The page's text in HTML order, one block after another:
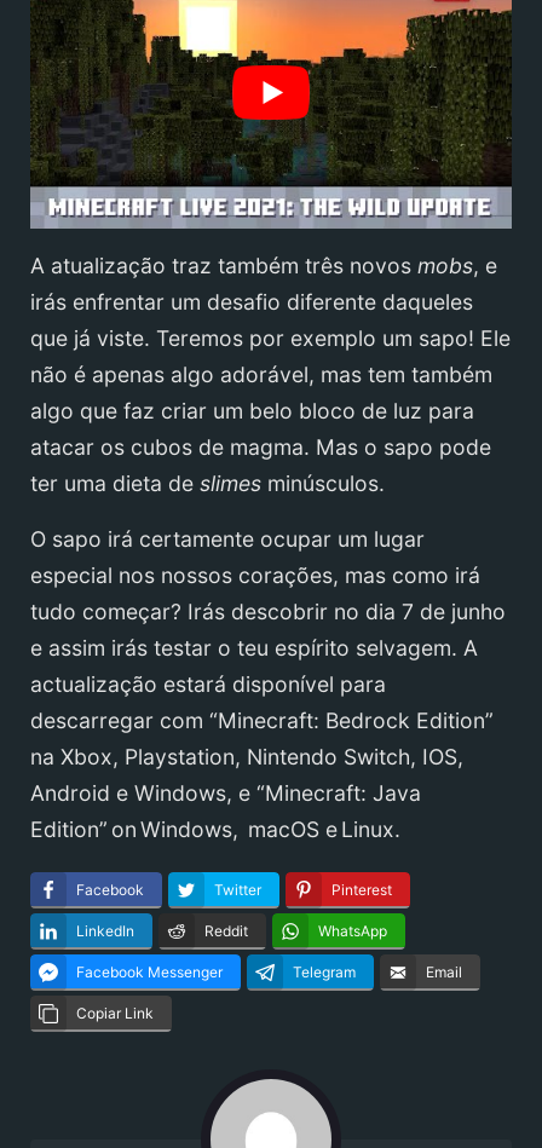
A atualização traz também três novos mobs, e
irás enfrentar um desafio diferente daqueles
que já viste. Teremos por exemplo um sapo! Ele
não é apenas algo adorável, mas tem também
algo que faz criar um belo bloco de luz para
atacar os cubos de magma. Mas o sapo pode
ter uma dieta de slimes minúsculos.
O sapo irá certamente ocupar um lugar
especial nos nossos corações, mas como irá
tudo começar? Irás descobrir no dia 7 de junho
e assim irás testar o teu espírito selvagem. A
actualização estará disponível para
descarregar com “Minecraft: Bedrock Edition”
na Xbox, Playstation, Nintendo Switch, IOS,
Android e Windows, e “Minecraft: Java
Edition” on Windows, macOS e Linux.
Facebook Twitter Pinterest
LinkedIn Reddit WhatsApp
Facebook Messenger Telegram Email
Copiar Link